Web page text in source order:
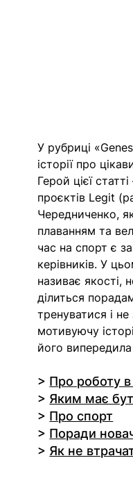
У рубриці
історії про
Герой цієї
проєктів Legit
Чередниченко,
плаванням та
час на спорт є
керівників. У
називає якості,
ділиться
тренуватися і
мотивуючу
його
> Про роботу
> Яким має
> Про спорт
> Поради
> Як не